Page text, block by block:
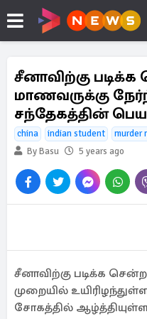
சீனாவிற்கு
மாணவருக்கு
சந்தேகத்தின்
china indian student
murder
By Basu
5 years ago
சீனாவிற்கு படிக்க
முறையில்
சோகத்தில்